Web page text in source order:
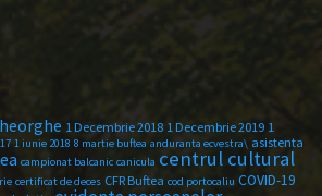
1 Decembrie 2018 1 Decembrie 2019 1
1 iunie 2018 8 martie buftea anduranta ecvestra\ asistenta
campionat balcanic canicula centrul cultural
certificat de deces CFR Buftea cod portocaliu COVID-19